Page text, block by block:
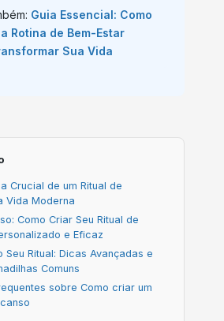
Guia Essencial: Como
Rotina de Bem-Estar
Sua Vida
Crucial de um Ritual de
Vida Moderna
Como Criar Seu Ritual de
e Eficaz
Seu Ritual: Dicas Avançadas e
Comuns
sobre Como criar um